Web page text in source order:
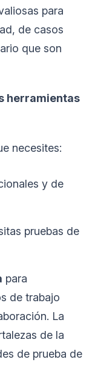
para
de casos
que son
herramientas
necesites:
y de
pruebas de
para
de trabajo
La
de la
de prueba de